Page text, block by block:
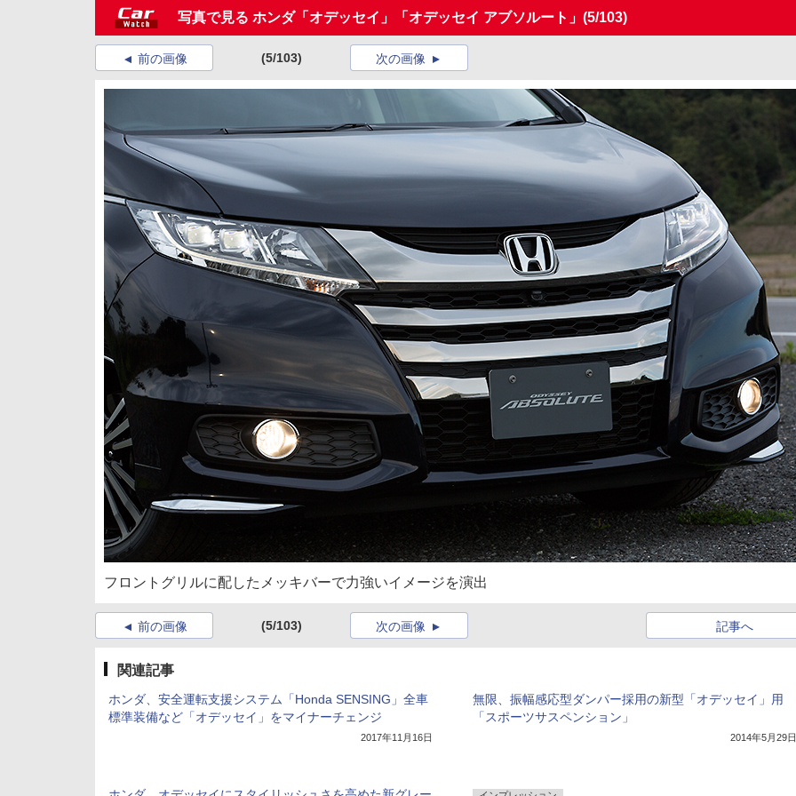
写真で見る ホンダ「オデッセイ」「オデッセイ アブソルート」 (5/103)
前の画像 (5/103) 次の画像
フロントグリルに配したメッキバーで力強いイメージを演出
前の画像 (5/103) 記事へ
次の画像
関連記事
ホンダ、安全運転支援システム「Honda SENSING」全車
標準装備など「オデッセイ」をマイナーチェンジ
2017年11月16日
無限、振幅感応型ダンパー採用の新型「オデッセイ」用
「スポーツサスペンション」
2014年5月29日